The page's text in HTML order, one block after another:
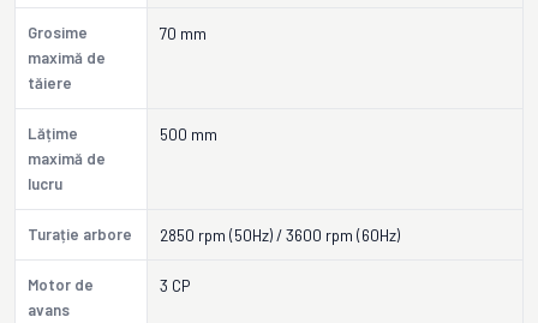
Grosime
maximă de
tăiere
70 mm
Lățime
maximă de
lucru
500 mm
Turație arbore 2850 rpm (50Hz) / 3600 rpm (60Hz)
Motor de
avans
3 CP